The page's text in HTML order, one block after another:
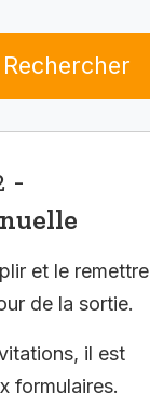
Rechercher
-
et le remettre
de la sortie.
il est
formulaires.